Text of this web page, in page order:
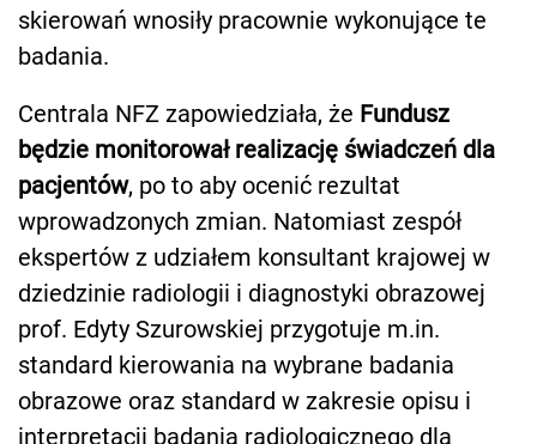
skierowań wnosiły pracownie wykonujące te
badania.
Centrala NFZ zapowiedziała, że Fundusz
będzie monitorował realizację świadczeń dla
pacjentów, po to aby ocenić rezultat
wprowadzonych zmian. Natomiast zespół
ekspertów z udziałem konsultant krajowej w
dziedzinie radiologii i diagnostyki obrazowej
prof. Edyty Szurowskiej przygotuje m.in.
standard kierowania na wybrane badania
obrazowe oraz standard w zakresie opisu i
interpretacji badania radiologicznego dla